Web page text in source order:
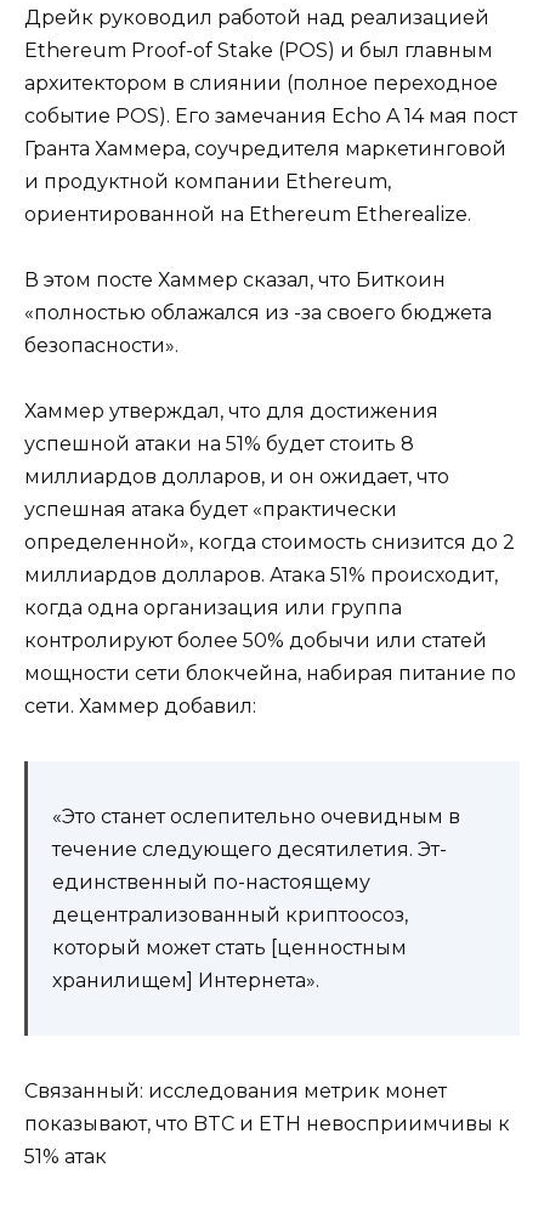
Дрейк руководил работой над реализацией
Ethereum Proof-of Stake (POS) и был главным
архитектором в слиянии (полное переходное
событие POS). Его замечания Echo A 14 мая пост
Гранта Хаммера, соучредителя маркетинговой
и продуктной компании Ethereum,
ориентированной на Ethereum Etherealize.
В этом посте Хаммер сказал, что Биткоин
«полностью облажался из -за своего бюджета
безопасности».
Хаммер утверждал, что для достижения
успешной атаки на 51% будет стоить 8
миллиардов долларов, и он ожидает, что
успешная атака будет «практически
определенной», когда стоимость снизится до 2
миллиардов долларов. Атака 51% происходит,
когда одна организация или группа
контролируют более 50% добычи или статей
мощности сети блокчейна, набирая питание по
сети. Хаммер добавил:
«Это станет ослепительно очевидным в
течение следующего десятилетия. Эт-
единственный по-настоящему
децентрализованный криптоосоз,
который может стать [ценностным
хранилищем] Интернета».
Связанный: исследования метрик монет
показывают, что BTC и ETH невосприимчивы к
51% атак